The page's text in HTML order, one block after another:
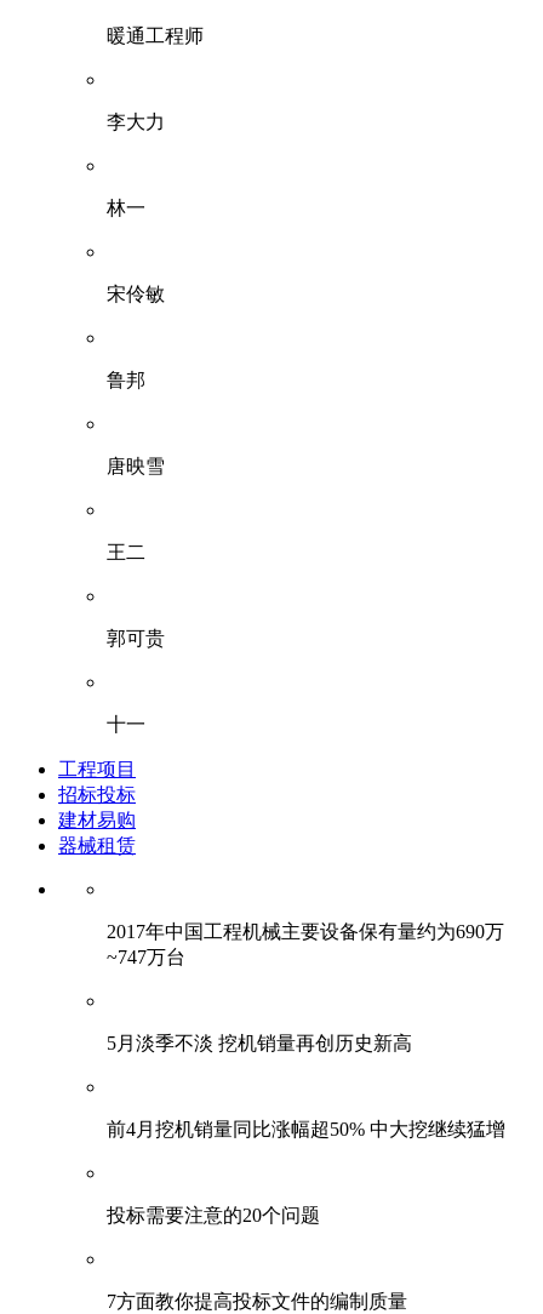
暖通工程师
李大力
林一
宋伶敏
鲁邦
唐映雪
王二
郭可贵
十一
工程项目
招标投标
建材易购
器械租赁
2017年中国工程机械主要设备保有量约为690万
~747万台
5月淡季不淡 挖机销量再创历史新高
前4月挖机销量同比涨幅超50% 中大挖继续猛增
投标需要注意的20个问题
​7方面教你提高投标文件的编制质量